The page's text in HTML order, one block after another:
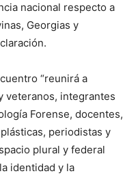
nacional respecto a
Georgias y
“reunirá a
veteranos, integrantes
Forense, docentes,
periodistas y
plural y federal
identidad y la